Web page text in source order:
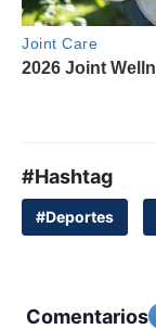
#Hashtag
#Deportes
Comentarios